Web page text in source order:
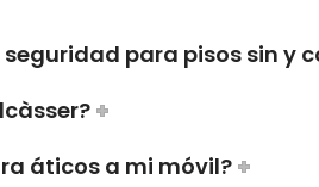
para pisos sin y
áticos a mi móvil?